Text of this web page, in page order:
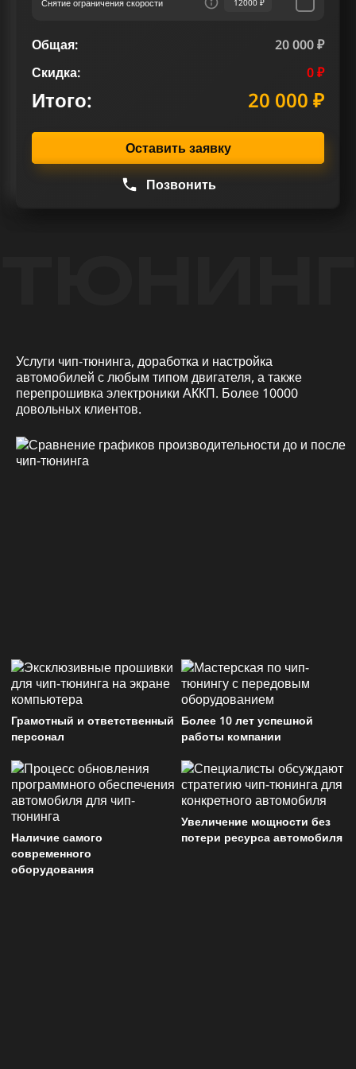
Снятие ограничения скорости 12000 ₽
Общая:
20 000 ₽
Скидка:
0 ₽
Итого: 20 000 ₽
Оставить заявку
Позвонить
Услуги чип-тюнинга, доработка и настройка
автомобилей с любым типом двигателя, а также
перепрошивка электроники АККП. Более 10000
довольных клиентов.
Грамотный и ответственный
персонал
Более 10 лет успешной
работы компании
Наличие самого
современного
оборудования
Увеличение мощности без
потери ресурса автомобиля